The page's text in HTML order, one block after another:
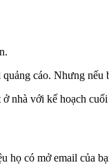
cáo. Nhưng
nhà với kế hoạch
họ có mở email của